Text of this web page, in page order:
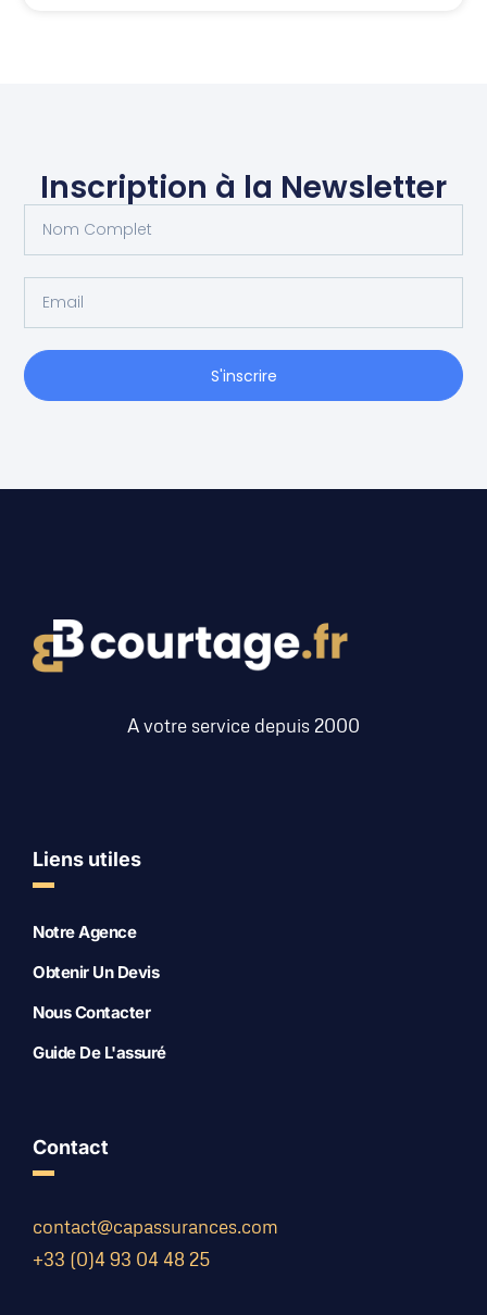
Inscription à la Newsletter
S'inscrire
A votre service depuis 2000
Liens utiles
Notre Agence
Obtenir Un Devis
Nous Contacter
Guide De L'assuré
Contact
contact@capassurances.com
+33 (0)4 93 04 48 25